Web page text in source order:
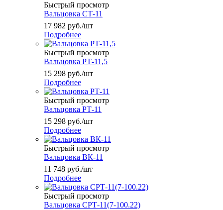
Быстрый просмотр
Вальцовка СТ-11
17 982 руб./шт
Подробнее
Быстрый просмотр
Вальцовка РТ-11,5
15 298 руб./шт
Подробнее
Быстрый просмотр
Вальцовка РТ-11
15 298 руб./шт
Подробнее
Быстрый просмотр
Вальцовка ВК-11
11 748 руб./шт
Подробнее
Быстрый просмотр
Вальцовка СРТ-11(7-100.22)